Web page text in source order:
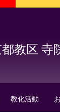
教区 寺
教化活動